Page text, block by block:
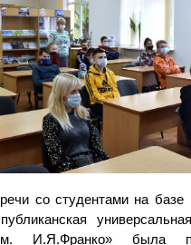
со студентами на
И.Я.Франко» была